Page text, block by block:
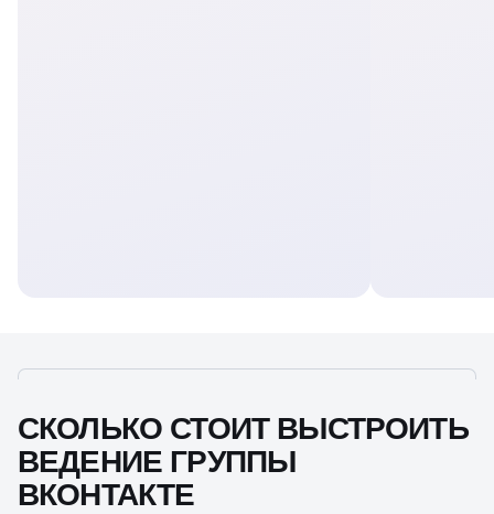
СКОЛЬКО СТОИТ ВЫСТРОИТЬ
ВЕДЕНИЕ ГРУППЫ
ВКОНТАКТЕ